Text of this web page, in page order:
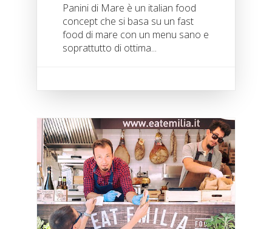
Panini di Mare è un italian food
concept che si basa su un fast
food di mare con un menu sano e
soprattutto di ottima...